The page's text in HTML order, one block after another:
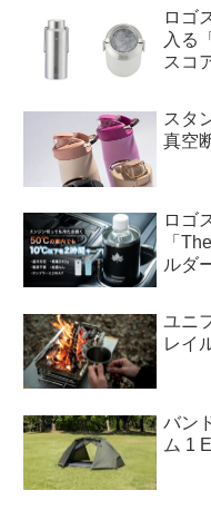
ロゴ
入る
スコ
スタ
真空
ロゴ
「
ルダ
ユニ
レイ
バン
ム 1